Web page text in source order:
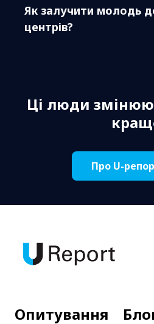
Як залучити молодь
центрів?
Ці люди
Про U-
Опитування